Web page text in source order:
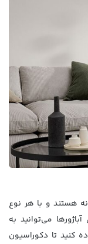
هستند و با هر نوع
می‌توانید به
کنید تا دکوراسیون